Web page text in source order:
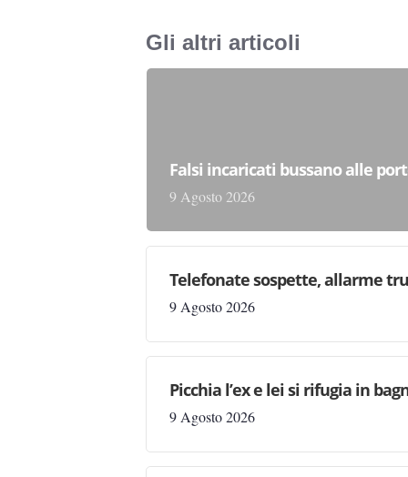
Gli altri articoli
Falsi incaricati bussano alle
9 Agosto 2026
Telefonate sospette, allarme
9 Agosto 2026
Picchia l’ex e lei si rifugia in
9 Agosto 2026